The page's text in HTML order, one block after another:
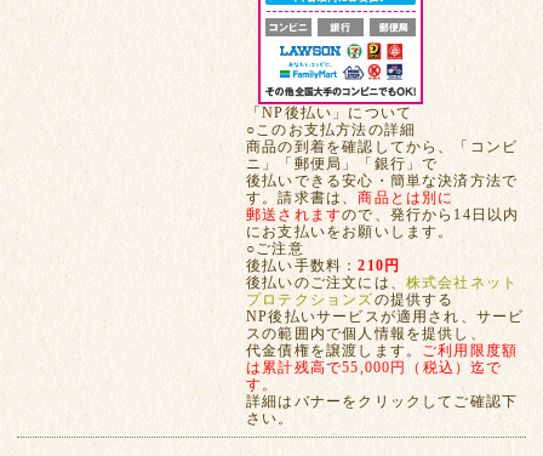
「NP後払い」について
○このお支払方法の詳細
商品の到着を確認してから、「コンビ
ニ」「郵便局」「銀行」で
後払いできる安心・簡単な決済方法で
す。請求書は、商品とは別に
郵送されますので、発行から14日以内
にお支払いをお願いします。
○ご注意
後払い手数料：210円
後払いのご注文には、 株式会社ネット
プロテクションズの提供する
NP後払いサービスが適用され、サービ
スの範囲内で個人情報を提供し、
代金債権を譲渡します。 ご利用限度額
は累計残高で55,000円（税込）迄で
す。
詳細はバナーをクリックしてご確認下
さい。